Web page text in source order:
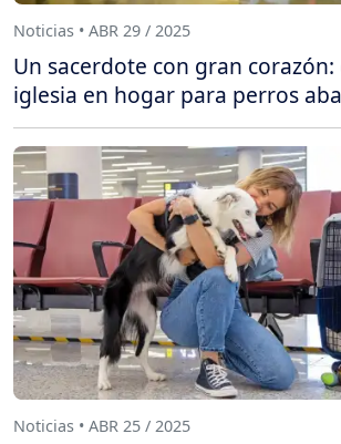
Noticias • ABR 29 / 2025
Un sacerdote con gran
iglesia en hogar para perros
Noticias • ABR 25 / 2025